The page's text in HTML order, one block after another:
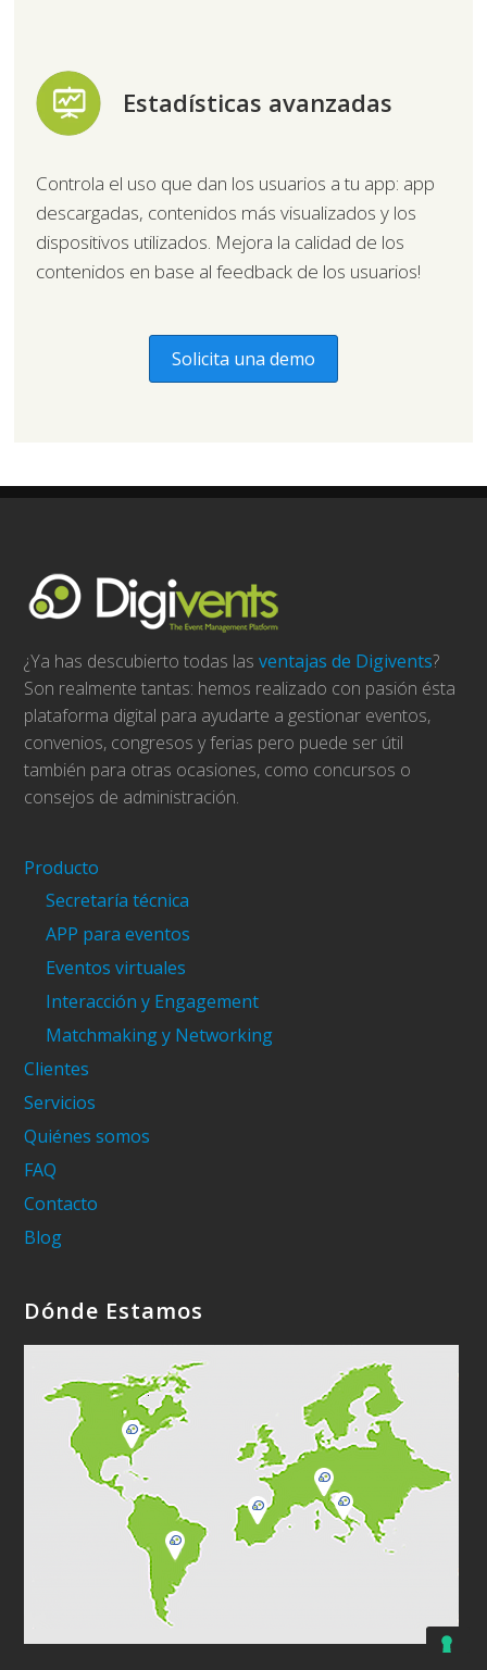
Estadísticas avanzadas
Controla el uso que dan los usuarios a tu app: app
descargadas, contenidos más visualizados y los
dispositivos utilizados. Mejora la calidad de los
contenidos en base al feedback de los usuarios!
Solicita una demo
¿Ya has descubierto todas lasventajas de Digivents?
Son realmente tantas: hemos realizado con pasión ésta
plataforma digital para ayudarte a gestionar eventos,
convenios, congresos y ferias pero puede ser útil
también para otras ocasiones, como concursos o
consejos de administración.
Producto
Secretaría técnica
APP para eventos
Eventos virtuales
Interacción y Engagement
Matchmaking y Networking
Clientes
Servicios
Quiénes somos
FAQ
Contacto
Blog
Dónde Estamos